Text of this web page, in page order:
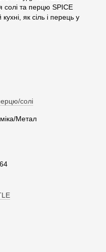
солі та перцю SPICE
як сіль і перець у
солі
Метал